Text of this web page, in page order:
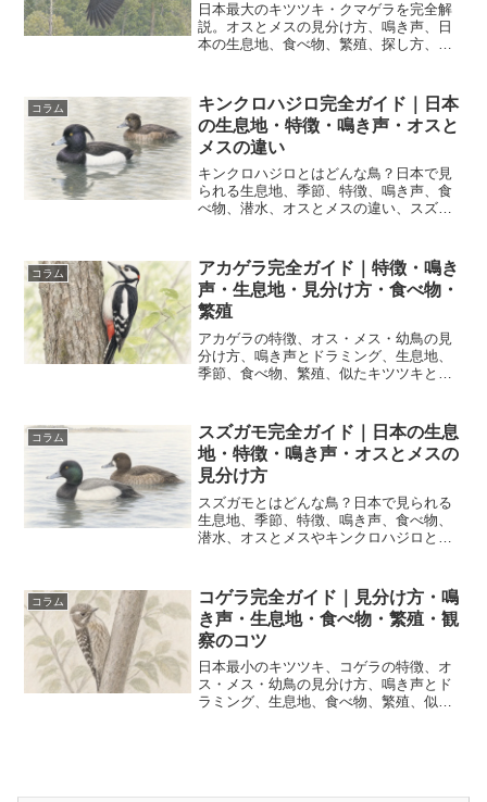
日本最大のキツツキ・クマゲラを完全解
説。オスとメスの見分け方、鳴き声、日
本の生息地、食べ物、繁殖、探し方、似
コラム
キンクロハジロ完全ガイド｜日本
の生息地・特徴・鳴き声・オスと
メスの違い
キンクロハジロとはどんな鳥？日本で見
られる生息地、季節、特徴、鳴き声、食
べ物、潜水、オスとメスの違い、スズガ
コラム
アカゲラ完全ガイド｜特徴・鳴き
声・生息地・見分け方・食べ物・
繁殖
アカゲラの特徴、オス・メス・幼鳥の見
分け方、鳴き声とドラミング、生息地、
季節、食べ物、繁殖、似たキツツキとの
コラム
スズガモ完全ガイド｜日本の生息
地・特徴・鳴き声・オスとメスの
見分け方
スズガモとはどんな鳥？日本で見られる
生息地、季節、特徴、鳴き声、食べ物、
潜水、オスとメスやキンクロハジロとの
コラム
コゲラ完全ガイド｜見分け方・鳴
き声・生息地・食べ物・繁殖・観
察のコツ
日本最小のキツツキ、コゲラの特徴、オ
ス・メス・幼鳥の見分け方、鳴き声とド
ラミング、生息地、食べ物、繁殖、似た